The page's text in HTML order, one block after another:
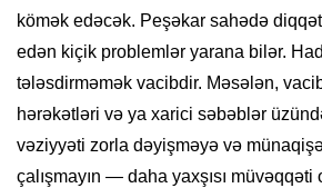
kömək edəcək. Peşəkar sahədə
edən kiçik problemlər yarana bilər.
tələsdirməmək vacibdir. Məsələn,
hərəkətləri və ya xarici səbəblər
vəziyyəti zorla dəyişməyə və
çalışmayın — daha yaxşısı